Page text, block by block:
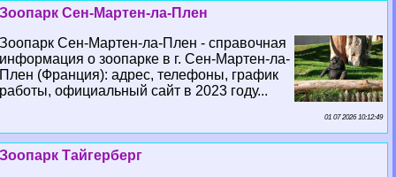
Зоопарк Сен-Мартен-ла-Плен
Зоопарк Сен-Мартен-ла-Плен - справочная
информация о зоопарке в г. Сен-Мартен-ла-
Плен (Франция): адрес, телефоны, график
работы, официальный сайт в 2023 году...
01 07 2026 10:12:49
Зоопарк Тайгерберг